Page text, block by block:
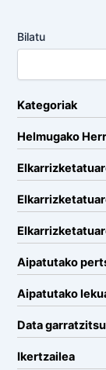
Bilatu
Kategoriak
Helmugako
Aipatutako
Aipatutako
Data
Ikertzailea